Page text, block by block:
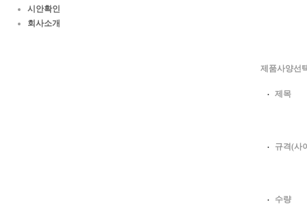
시안확인
회사소개
제품사양선
제목
규격(사
수량